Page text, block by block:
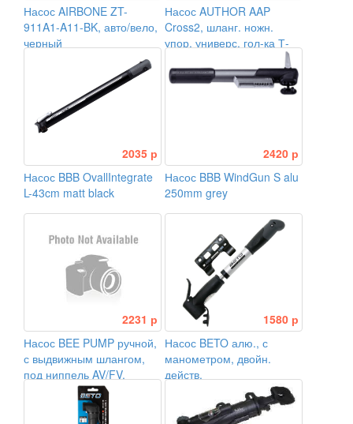
Насос AIRBONE ZT-
911A1-A11-BK, авто/вело,
черный
Насос AUTHOR AAP
Cross2, шланг. ножн.
упор. универс. гол-ка Т-
2035 р
Насос BBB OvallIntegrate
L-43cm matt black
2420 р
Насос BBB WindGun S alu
250mm grey
2231 р
Насос BEE PUMP ручной,
с выдвижным шлангом,
под ниппель AV/FV,
24x245мм, алюминий,
1580 р
Насос BETO алю., с
манометром, двойн.
действ.